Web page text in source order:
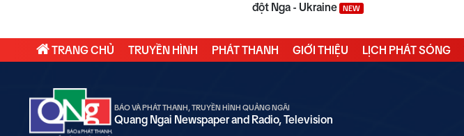
đột Nga - Ukraine
NEW
TRANG CHỦ TRUYỀN HÌNH PHÁT THANH GIỚI THIỆU LỊCH PHÁT SÓNG
BÁO VÀ PHÁT THANH, TRUYỀN HÌNH QUẢNG NGÃI
Quang Ngai Newspaper and Radio, Television